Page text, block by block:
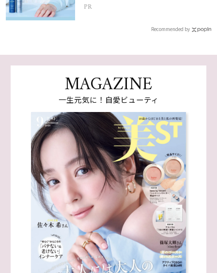
PR
Recommended by
MAGAZINE
一生元気に！自愛ビューティ